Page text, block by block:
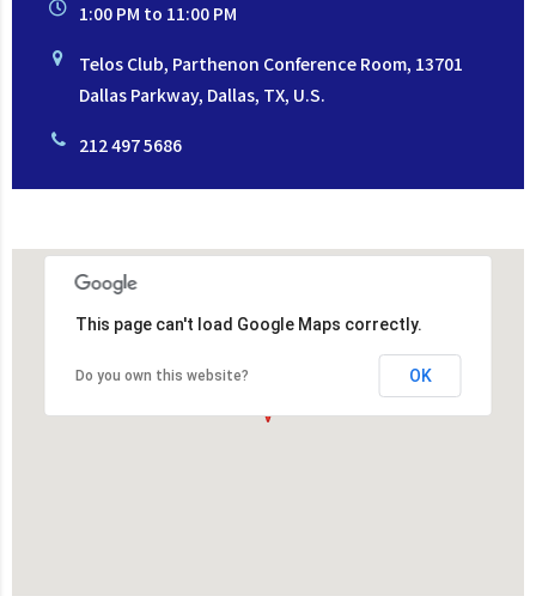
1:00 PM to 11:00 PM
Telos Club, Parthenon Conference Room, 13701
Dallas Parkway, Dallas, TX, U.S.
212 497 5686
This page can't load Google Maps correctly.
Do you own this website? OK